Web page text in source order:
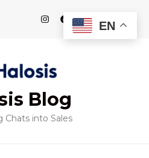
Blog
Chats into Sales
EN